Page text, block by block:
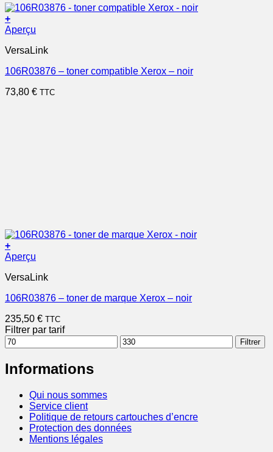
+
Aperçu
VersaLink
106R03876 – toner compatible Xerox – noir
73,80 € TTC
+
Aperçu
VersaLink
106R03876 – toner de marque Xerox – noir
235,50 € TTC
Filtrer par tarif
Prix
min
Prix
max
Filtrer
Informations
Qui nous sommes
Service client
Politique de retours cartouches d’encre
Protection des données
Mentions légales